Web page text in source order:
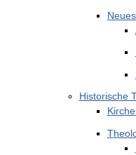
Historische